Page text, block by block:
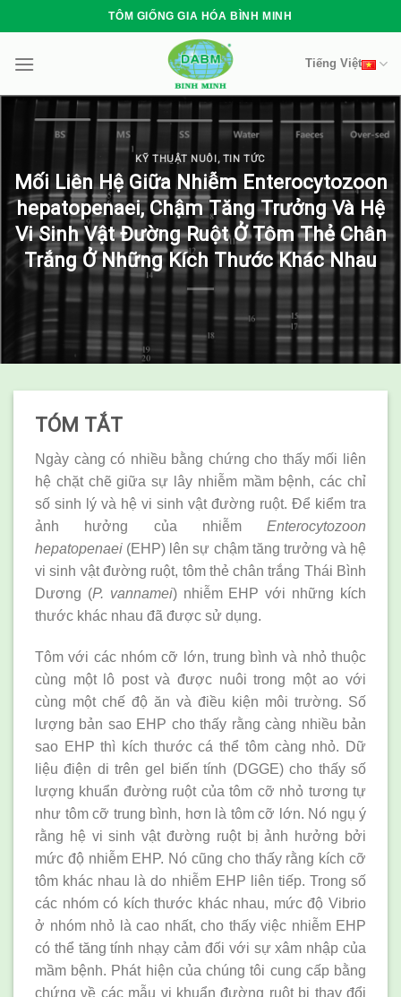
to
content
TÔM GIỐNG GIA HÓA BÌNH MINH
Tiếng Việt
KỸ THUẬT NUÔI , TIN TỨC
Mối Liên Hệ Giữa Nhiễm Enterocytozoon
hepatopenaei, Chậm Tăng Trưởng Và Hệ
Vi Sinh Vật Đường Ruột Ở Tôm Thẻ Chân
Trắng Ở Những Kích Thước Khác Nhau
TÓM TẮT
Ngày càng có nhiều bằng chứng cho thấy mối liên
hệ chặt chẽ giữa sự lây nhiễm mầm bệnh, các chỉ
số sinh lý và hệ vi sinh vật đường ruột. Để kiểm tra
ảnh hưởng của nhiễm Enterocytozoon
hepatopenaei (EHP) lên sự chậm tăng trưởng và hệ
vi sinh vật đường ruột, tôm thẻ chân trắng Thái Bình
Dương (P. vannamei) nhiễm EHP với những kích
thước khác nhau đã được sử dụng.
Tôm với các nhóm cỡ lớn, trung bình và nhỏ thuộc
cùng một lô post và được nuôi trong một ao với
cùng một chế độ ăn và điều kiện môi trường. Số
lượng bản sao EHP cho thấy rằng càng nhiều bản
sao EHP thì kích thước cá thể tôm càng nhỏ. Dữ
liệu điện di trên gel biến tính (DGGE) cho thấy số
lượng khuẩn đường ruột của tôm cỡ nhỏ tương tự
như tôm cỡ trung bình, hơn là tôm cỡ lớn. Nó ngụ ý
rằng hệ vi sinh vật đường ruột bị ảnh hưởng bởi
mức độ nhiễm EHP. Nó cũng cho thấy rằng kích cỡ
tôm khác nhau là do nhiễm EHP liên tiếp. Trong số
các nhóm có kích thước khác nhau, mức độ Vibrio
ở nhóm nhỏ là cao nhất, cho thấy việc nhiễm EHP
có thể tăng tính nhạy cảm đối với sự xâm nhập của
mầm bệnh. Phát hiện của chúng tôi cung cấp bằng
chứng về các mẫu vi khuẩn đường ruột bị thay đổi